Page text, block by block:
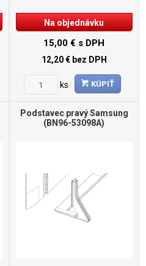
Na objednávku
15,00 € s DPH
12,20 € bez DPH
ks KÚPIŤ
Podstavec pravý Samsung
(BN96-53098A)